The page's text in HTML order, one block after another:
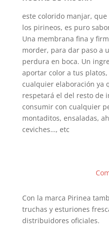
este colorido manjar,
los pirineos, es puro
Una membrana fina y
morder, para dar paso a
perdura en boca. Un
aportar color a tus
cualquier elaboración ya
respetará el del resto de
consumir con cualquier
montaditos, ensaladas,
ceviches…, etc
Con la marca Pirinea
truchas y esturiones
distribuidores oficiales.